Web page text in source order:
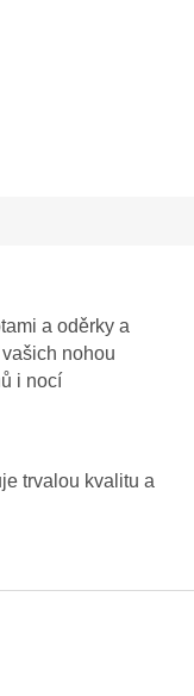
a oděrky a
nohou
i nocí
trvalou kvalitu a